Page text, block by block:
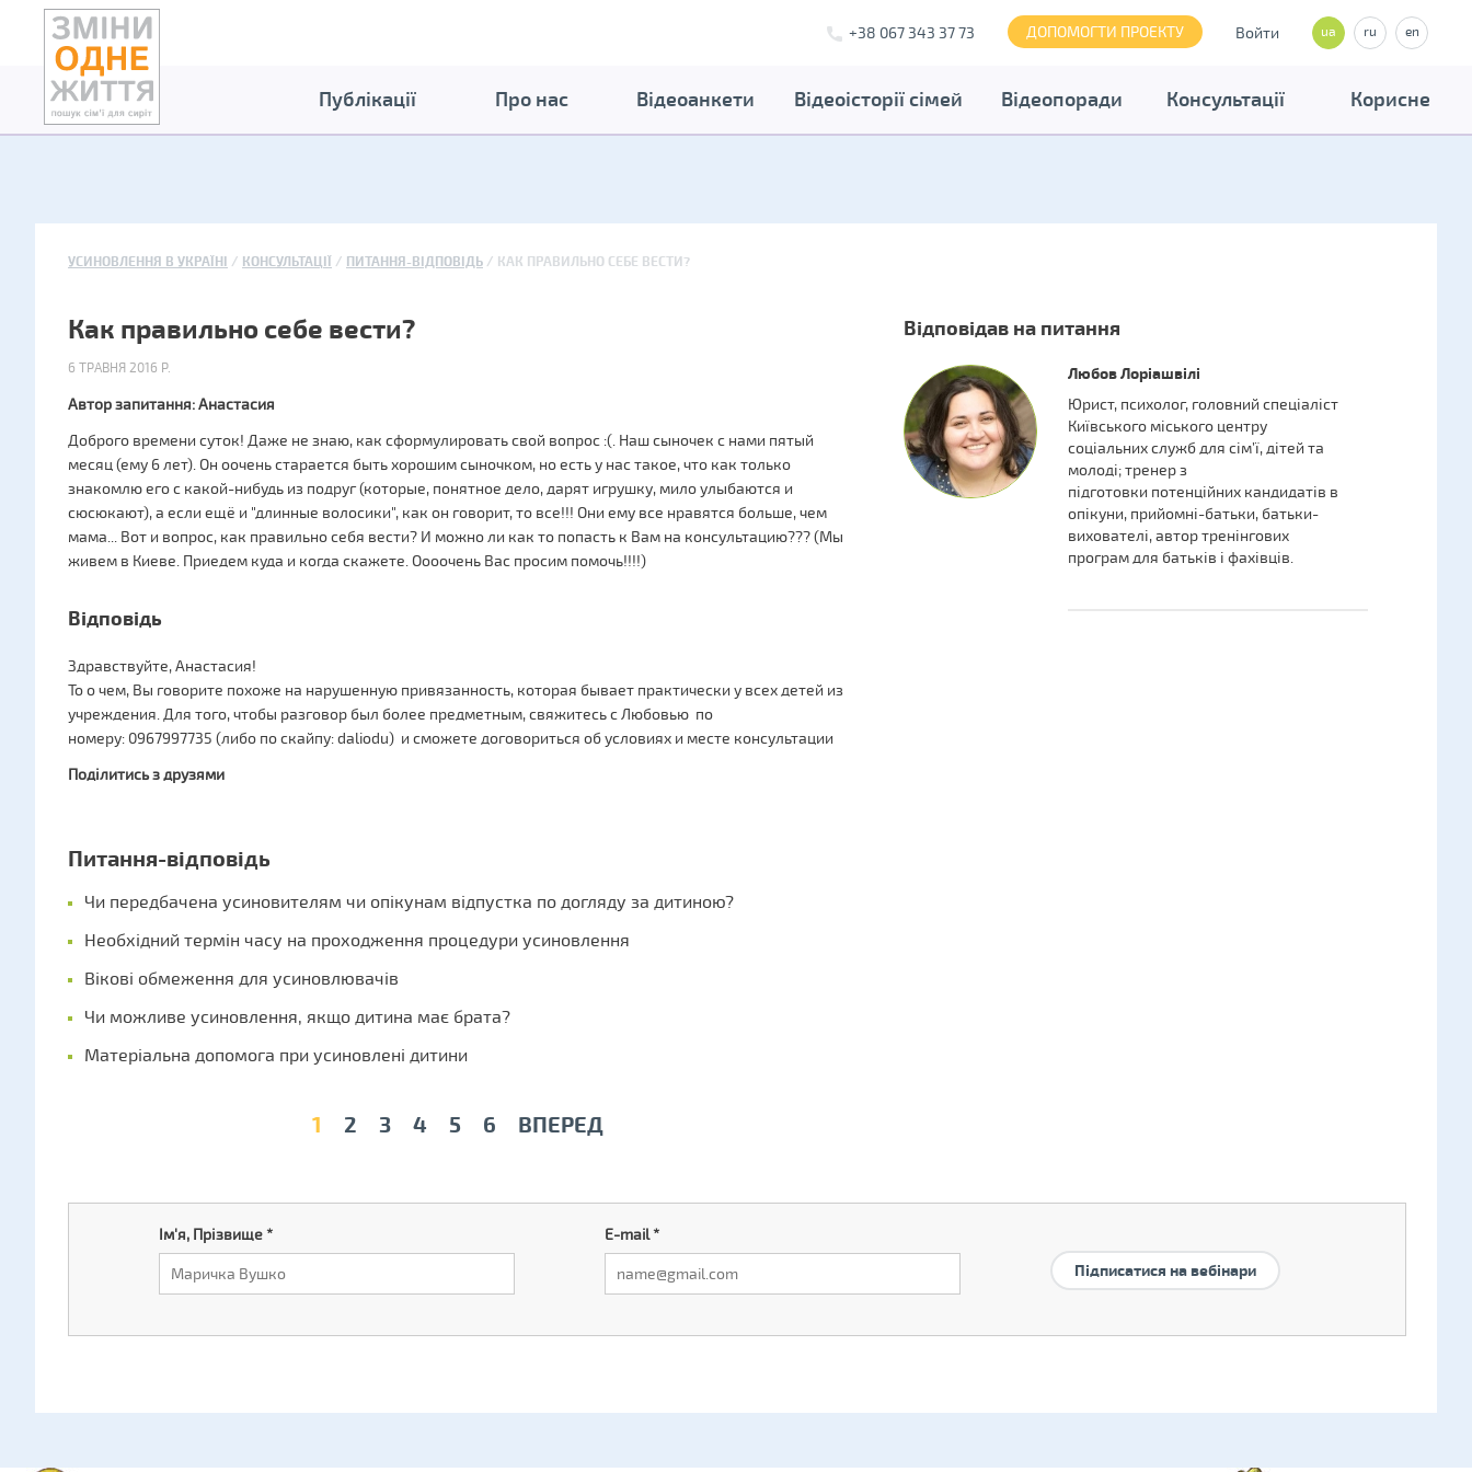
+38 067 343 37 73 ДОПОМОГТИ ПРОЕКТУ Войти ua ru en
Публікації Про нас Відеоанкети Відеоісторії сімей Відеопоради Консультації Корисне
УСИНОВЛЕННЯ В УКРАЇНІ КОНСУЛЬТАЦІЇ ПИТАННЯ-ВІДПОВІДЬ КАК ПРАВИЛЬНО СЕБЕ ВЕСТИ?
Как правильно себе вести?
6 ТРАВНЯ 2016 Р.
Автор запитання: Анастасия
Доброго времени суток! Даже не знаю, как сформулировать свой вопрос :(. Наш сыночек с нами пятый
месяц (ему 6 лет). Он оочень старается быть хорошим сыночком, но есть у нас такое, что как только
знакомлю его с какой-нибудь из подруг (которые, понятное дело, дарят игрушку, мило улыбаются и
сюсюкают), а если ещё и "длинные волосики", как он говорит, то все!!! Они ему все нравятся больше, чем
мама... Вот и вопрос, как правильно себя вести? И можно ли как то попасть к Вам на консультацию??? (Мы
живем в Киеве. Приедем куда и когда скажете. Оооочень Вас просим помочь!!!!)
Відповідь
Здравствуйте, Анастасия!
То о чем, Вы говорите похоже на нарушенную привязанность, которая бывает практически у всех детей из
учреждения. Для того, чтобы разговор был более предметным, свяжитесь с Любовью по
номеру: 0967997735 (либо по скайпу: daliodu) и сможете договориться об условиях и месте консультации
Поділитись з друзями
Питання-відповідь
Чи передбачена усиновителям чи опікунам відпустка по догляду за дитиною?
Необхідний термін часу на проходження процедури усиновлення
Вікові обмеження для усиновлювачів
Чи можливе усиновлення, якщо дитина має брата?
Матеріальна допомога при усиновлені дитини
1 2 3 4 5 6 ВПЕРЕД
Відповідав на питання
Любов Лоріашвілі
Юрист, психолог, головний спеціаліст
Київського міського центру
соціальних служб для сім’ї, дітей та
молоді; тренер з
підготовки потенційних кандидатів в
опікуни, прийомні-батьки, батьки-
вихователі, автор тренінгових
програм для батьків і фахівців.
Ім'я, Прізвище* E-mail*
Підписатися на вебінари